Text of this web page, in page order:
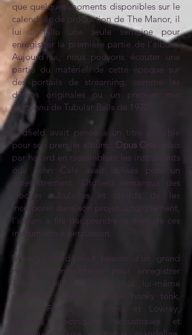
que quelques moments disponibles sur le
calendrier de production de The Manor, il
lui a fallu une seule semaine pour
enregistrer la première partie de l'album.
Aujourd'hui, nous pouvons écouter une
partie du matériel de cette époque sur
des portails de streaming, comme les
démos originales ou un premier mix
méconnu de Tubular Bells de 1972.
Oldfield avait pensé à un titre possible
pour son premier album : Opus One
, mais
par hasard en rassemblant les instruments
que John Cale avait utilisés pour un
enregistrement, Oldfield remarqua des
cloches tubulaires et décida de les
incorporer dans son projet. Logiquement,
l'album a fini par prendre le nom de ces
instruments à percussion.
Mike Oldfield avait besoin d'un grand
nombre d'instruments pour enregistrer
Tubular Bells et il en joua lui-même
plusieurs : piano à queue, honky tonk,
orgues Farfisa, Hammond et Lowrey,
guitares électriques, acoustiques et